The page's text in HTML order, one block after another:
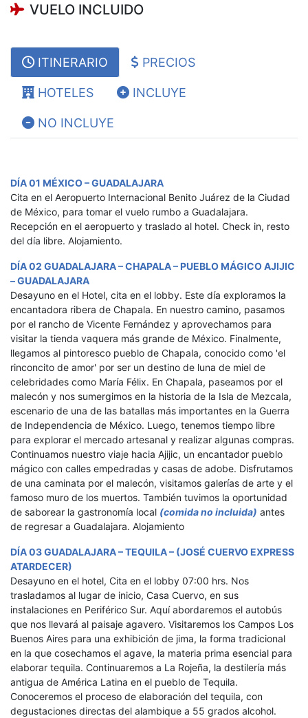
VUELO INCLUIDO
ITINERARIO PRECIOS
HOTELES INCLUYE
NO INCLUYE
DÍA 01 MÉXICO – GUADALAJARA
​​​​​​​Cita en el Aeropuerto Internacional Benito Juárez de la Ciudad
de México, para tomar el vuelo rumbo a Guadalajara.
Recepción en el aeropuerto y traslado al hotel. Check in, resto
del día libre. Alojamiento.
DÍA 02 GUADALAJARA – CHAPALA – PUEBLO MÁGICO AJIJIC
– GUADALAJARA
Desayuno en el Hotel, cita en el lobby. Este día exploramos la
encantadora ribera de Chapala. En nuestro camino, pasamos
por el rancho de Vicente Fernández y aprovechamos para
visitar la tienda vaquera más grande de México. Finalmente,
llegamos al pintoresco pueblo de Chapala, conocido como 'el
rinconcito de amor' por ser un destino de luna de miel de
celebridades como María Félix. En Chapala, paseamos por el
malecón y nos sumergimos en la historia de la Isla de Mezcala,
escenario de una de las batallas más importantes en la Guerra
de Independencia de México. Luego, tenemos tiempo libre
para explorar el mercado artesanal y realizar algunas compras.
Continuamos nuestro viaje hacia Ajijic, un encantador pueblo
mágico con calles empedradas y casas de adobe. Disfrutamos
de una caminata por el malecón, visitamos galerías de arte y el
famoso muro de los muertos. También tuvimos la oportunidad
de saborear la gastronomía local (comida no incluida) antes
de regresar a Guadalajara. Alojamiento
DÍA 03GUADALAJARA – TEQUILA – (JOSÉ CUERVO EXPRESS
ATARDECER)
Desayuno en el hotel, Cita en el lobby 07:00 hrs. Nos
trasladamos al lugar de inicio, Casa Cuervo, en sus
instalaciones en Periférico Sur. Aquí abordaremos el autobús
que nos llevará al paisaje agavero. Visitaremos los Campos Los
Buenos Aires para una exhibición de jima, la forma tradicional
en la que cosechamos el agave, la materia prima esencial para
elaborar tequila. Continuaremos a La Rojeña, la destilería más
antigua de América Latina en el pueblo de Tequila.
Conoceremos el proceso de elaboración del tequila, con
degustaciones directas del alambique a 55 grados alcohol.